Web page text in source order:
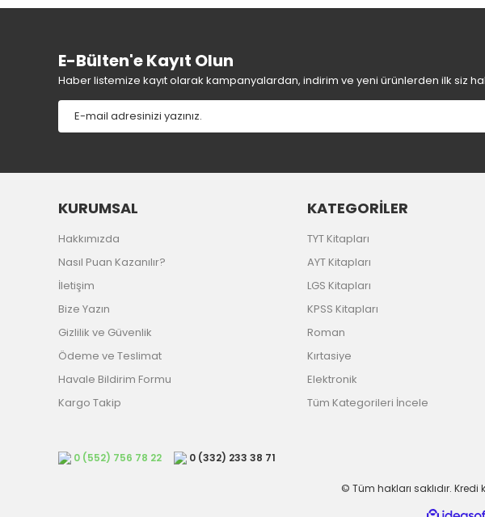
Ürün fiyatı diğer sitelerden daha pahalı.
E-Bülten'e Kayıt Olun
Haber listemize kayıt olarak kampanyalardan, indirim ve yeni ürünlerden ilk siz
KURUMSAL
Hakkımızda
Nasıl Puan Kazanılır?
İletişim
Bize Yazın
Gizlilik ve Güvenlik
Ödeme ve Teslimat
Havale Bildirim Formu
Kargo Takip
KATEGORİLER
TYT Kitapları
AYT Kitapları
LGS Kitapları
KPSS Kitapları
Roman
Kırtasiye
Elektronik
Tüm Kategorileri İncele
0 (552) 756 78 22 0 (332) 233 38 71
© Tüm hakları saklıdır.